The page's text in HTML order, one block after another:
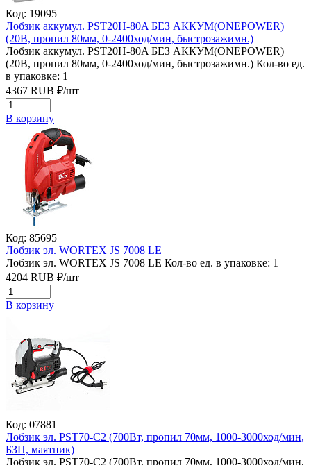
Код: 19095
Лобзик аккумул. PST20H-80A БЕЗ АККУМ(ONEPOWER)
(20В, пропил 80мм, 0-2400ход/мин, быстрозажимн.)
Лобзик аккумул. PST20H-80A БЕЗ АККУМ(ONEPOWER)
(20В, пропил 80мм, 0-2400ход/мин, быстрозажимн.) Кол-во ед.
в упаковке: 1
4367 RUB ₽/шт
В корзину
Код: 85695
Лобзик эл. WORTEX JS 7008 LE
Лобзик эл. WORTEX JS 7008 LE Кол-во ед. в упаковке: 1
4204 RUB ₽/шт
В корзину
Код: 07881
Лобзик эл. РST70-С2 (700Вт, пропил 70мм, 1000-3000ход/мин,
БЗП, маятник)
Лобзик эл. РST70-С2 (700Вт, пропил 70мм, 1000-3000ход/мин,